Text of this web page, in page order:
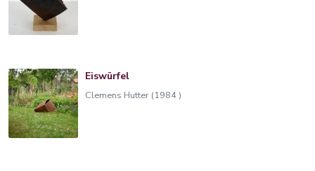
Eiswürfel
Clemens Hutter (1984 )